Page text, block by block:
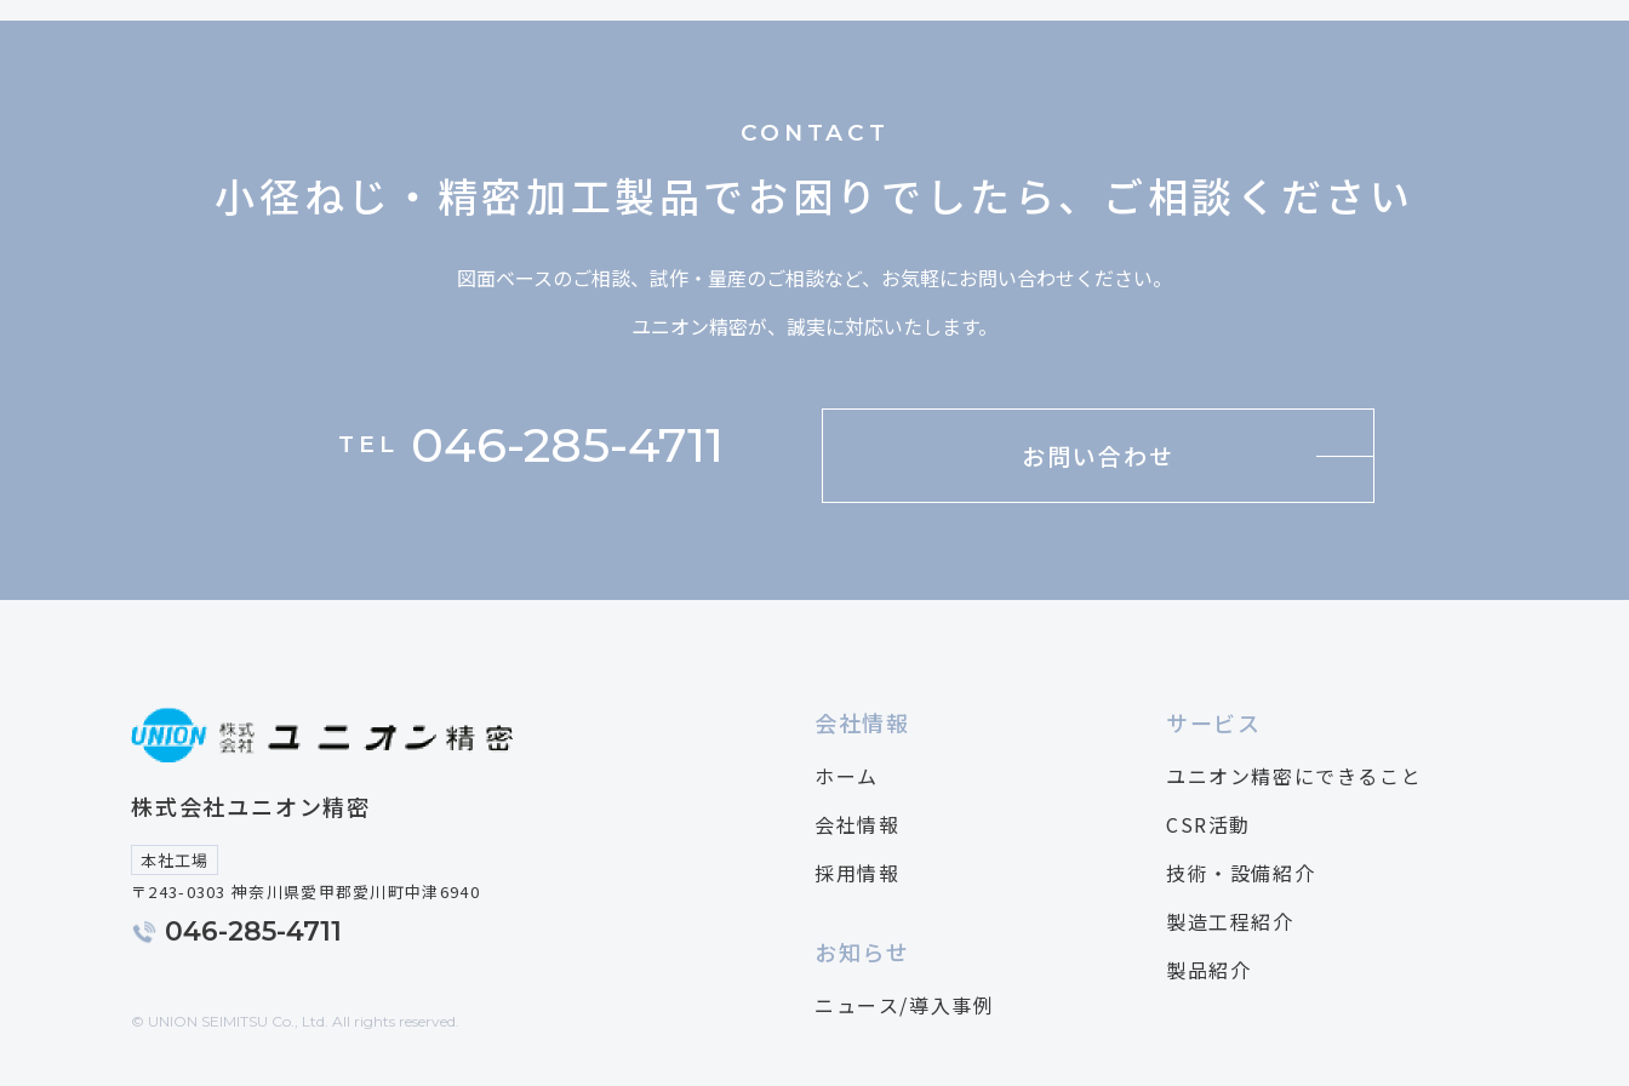
CONTACT
小径ねじ・精密加工製品でお困りでしたら、 ご相談ください
図面ベースのご相談、試作・量産のご相談など、お気軽にお問い合わせください。
ユニオン精密が、誠実に対応いたします。
TEL 046-285-4711 お問い合わせ
会社情報
ホーム
会社情報
採用情報
お知らせ
ニュース/導入事例
サービス
ユニオン精密にできること
CSR活動
技術・設備紹介
製造工程紹介
製品紹介
株式会社ユニオン精密
本社工場
〒243-0303 神奈川県愛甲郡愛川町中津6940
046-285-4711
© UNION SEIMITSU Co., Ltd. All rights reserved.